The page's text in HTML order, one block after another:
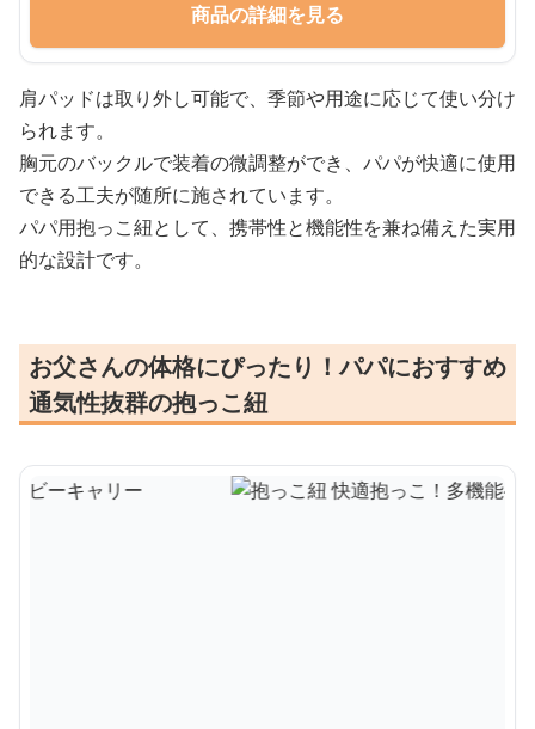
商品の詳細を見る
肩パッドは取り外し可能で、季節や用途に応じて使い分け
られます。
胸元のバックルで装着の微調整ができ、パパが快適に使用
できる工夫が随所に施されています。
パパ用抱っこ紐として、携帯性と機能性を兼ね備えた実用
的な設計です。
お父さんの体格にぴったり！パパにおすすめ
通気性抜群の抱っこ紐